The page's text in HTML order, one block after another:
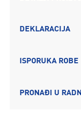
DEKLARACIJA
ISPORUKA ROBE
PRONAĐI U